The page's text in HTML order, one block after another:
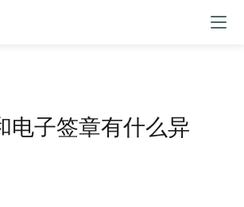
电子签章有什么异